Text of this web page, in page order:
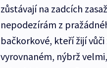
zůstávají na zadcích
nepodezírám z
bačkorkové, kteří žijí
vyrovnaném, nýbrž